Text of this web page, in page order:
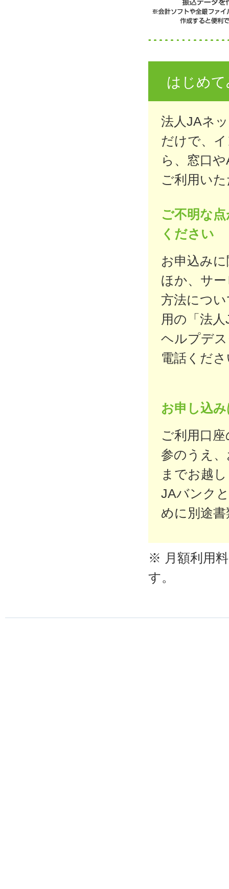
はじめ
法人JAネ
だけで、
ら、窓口
ご利用い
ご不明な
ください
お申込み
ほか、サ
方法につ
用の「法
ヘルプデ
電話くだ
お申し込
ご利用口
参のうえ
までお越
JAバンク
めに別途
※ 月額利用
す。